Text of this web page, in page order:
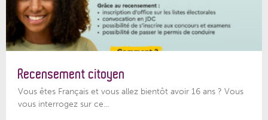
Recensement citoyen
Vous êtes Français et vous allez bientôt avoir 16 ans ? Vous
vous interrogez sur ce...